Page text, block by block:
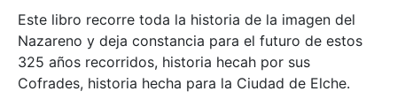
Este libro recorre toda la historia de la imagen del
Nazareno y deja constancia para el futuro de estos
325 años recorridos, historia hecah por sus
Cofrades, historia hecha para la Ciudad de Elche.